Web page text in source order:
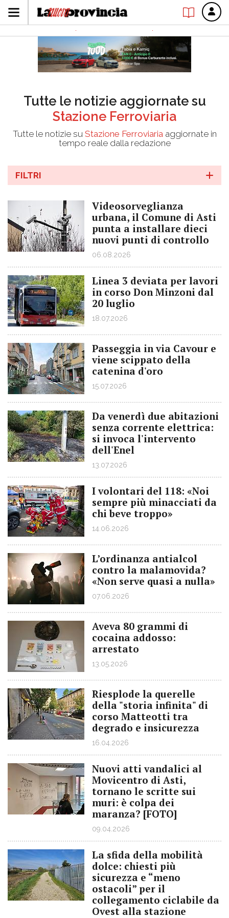
Tutte le notizie aggiornate su
Stazione Ferroviaria
Tutte le notizie su Stazione Ferroviariaaggiornate in
tempo reale dalla redazione
FILTRI
Videosorveglianza
urbana, il Comune di Asti
punta a installare dieci
nuovi punti di controllo
06.08.2026
Linea 3 deviata per lavori
in corso Don Minzoni dal
20 luglio
18.07.2026
Passeggia in via Cavour e
viene scippato della
catenina d'oro
15.07.2026
Da venerdì due abitazioni
senza corrente elettrica:
si invoca l'intervento
dell'Enel
13.07.2026
I volontari del 118: «Noi
sempre più minacciati da
chi beve troppo»
14.06.2026
L’ordinanza antialcol
contro la malamovida?
«Non serve quasi a nulla»
07.06.2026
Aveva 80 grammi di
cocaina addosso:
arrestato
13.05.2026
Riesplode la querelle
della "storia infinita" di
corso Matteotti tra
degrado e insicurezza
16.04.2026
Nuovi atti vandalici al
Movicentro di Asti,
tornano le scritte sui
muri: è colpa dei
maranza? [FOTO]
09.04.2026
La sfida della mobilità
dolce: chiesti più
sicurezza e “meno
ostacoli” per il
collegamento ciclabile da
Ovest alla stazione